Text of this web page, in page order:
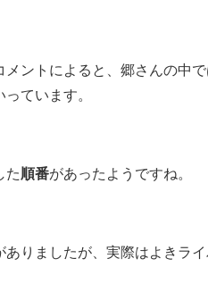
ントによると、郷さんの中で
ています。
た順番があったようですね。
ありましたが、実際はよきラ